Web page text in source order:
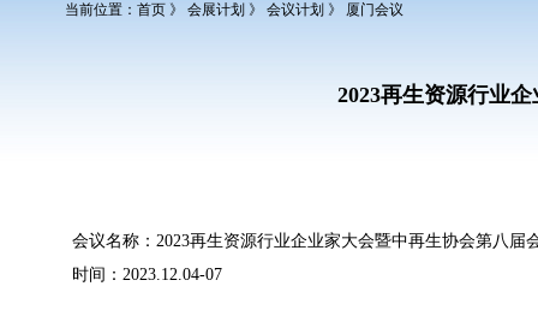
当前位置： 首页 》 会展计划 》 会议计划 》 厦门会议
2023再生资源行业
会议名称：2023再生资源行业企业家大会暨中再生协会第八届
时间：2023.12.04-07